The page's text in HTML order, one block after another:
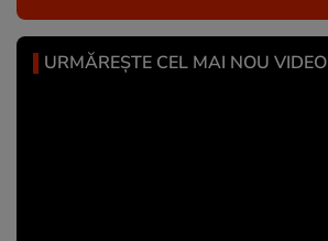
URMĂREȘTE CEL MAI NOU VIDEO